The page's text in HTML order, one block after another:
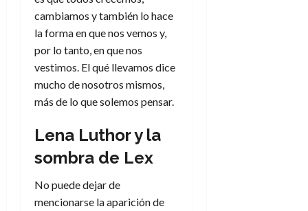
cambiamos y también lo hace
la forma en que nos vemos y,
por lo tanto, en que nos
vestimos. El qué llevamos dice
mucho de nosotros mismos,
más de lo que solemos pensar.
Lena Luthor y la
sombra de Lex
No puede dejar de
mencionarse la aparición de